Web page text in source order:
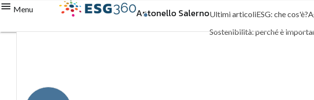
Menu Antonello SalernoUltimi articoliESG: che cos'è?
Sostenibilità: perché è